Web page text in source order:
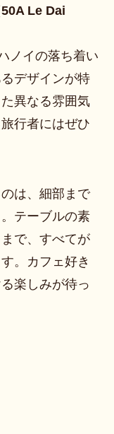
Le Dai
ノイの落ち着い
デザインが特
異なる雰囲気
行者にはぜひ
は、細部まで
テーブルの素
で、すべてが
。カフェ好き
楽しみが待っ